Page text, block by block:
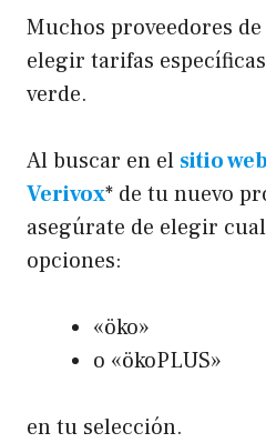
Muchos proveedores
elegir tarifas
verde.
Al buscar en el sitio
Verivox* de tu nuevo
asegúrate de elegir
opciones:
«öko»
o «ökoPLUS»
en tu selección.